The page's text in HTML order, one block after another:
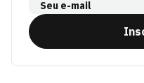
Seu e-mail